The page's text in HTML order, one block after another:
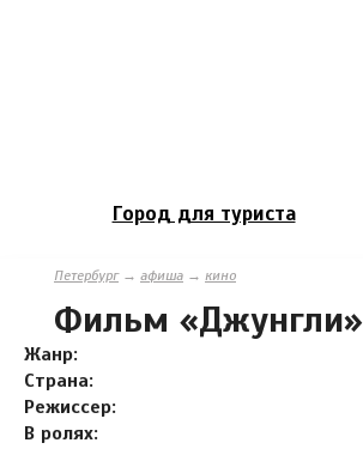
Город для туриста
Петербург→ афиша → кино
Фильм «Джунгли»
Жанр:
Страна:
Режиссер:
В ролях: